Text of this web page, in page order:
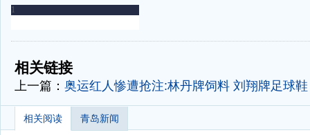
-
相关链接
上一篇： 奥运红人惨遭抢注:林丹牌饲料 刘翔牌足球鞋
相关阅读 青岛新闻